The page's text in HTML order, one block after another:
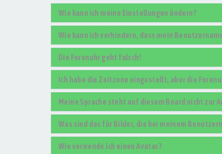
Wie kann ich meine Einstellungen ändern?
Wie kann ich verhindern, dass mein
Die Forenuhr geht falsch!
Ich habe die Zeitzone eingestellt, aber die
Meine Sprache steht auf diesem Board nicht zur
Was sind das für Bilder, die bei meinem
Wie verwende ich einen Avatar?